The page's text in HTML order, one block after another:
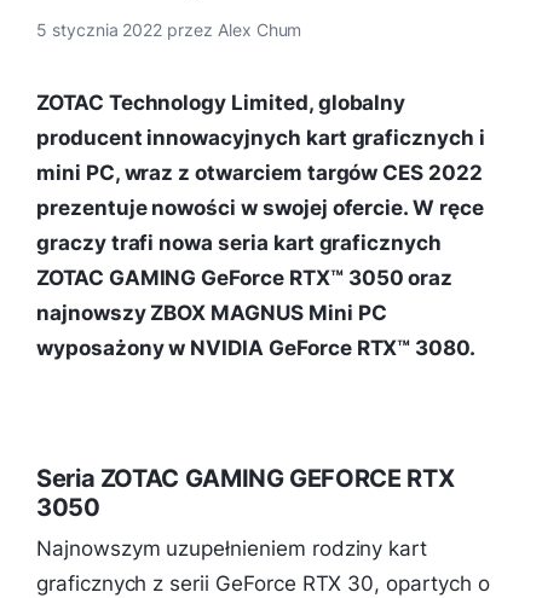
5 stycznia 2022 przez Alex Chum
ZOTAC Technology Limited, globalny
producent innowacyjnych kart graficznych i
mini PC, wraz z otwarciem targów CES 2022
prezentuje nowości w swojej ofercie. W ręce
graczy trafi nowa seria kart graficznych
ZOTAC GAMING GeForce RTX™ 3050 oraz
najnowszy ZBOX MAGNUS Mini PC
wyposażony w NVIDIA GeForce RTX™ 3080.
Seria ZOTAC GAMING GEFORCE RTX
3050
Najnowszym uzupełnieniem rodziny kart
graficznych z serii GeForce RTX 30, opartych o